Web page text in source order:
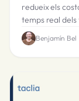
redueix els
temps real dels
Benjamín Bel